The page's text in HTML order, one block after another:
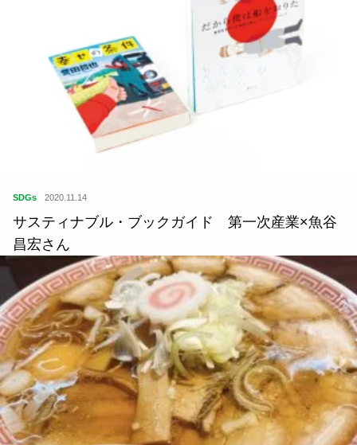
SDGs 2020.11.14
サスティナブル・ブックガイド 第一次産業×魚谷
昌宏さん